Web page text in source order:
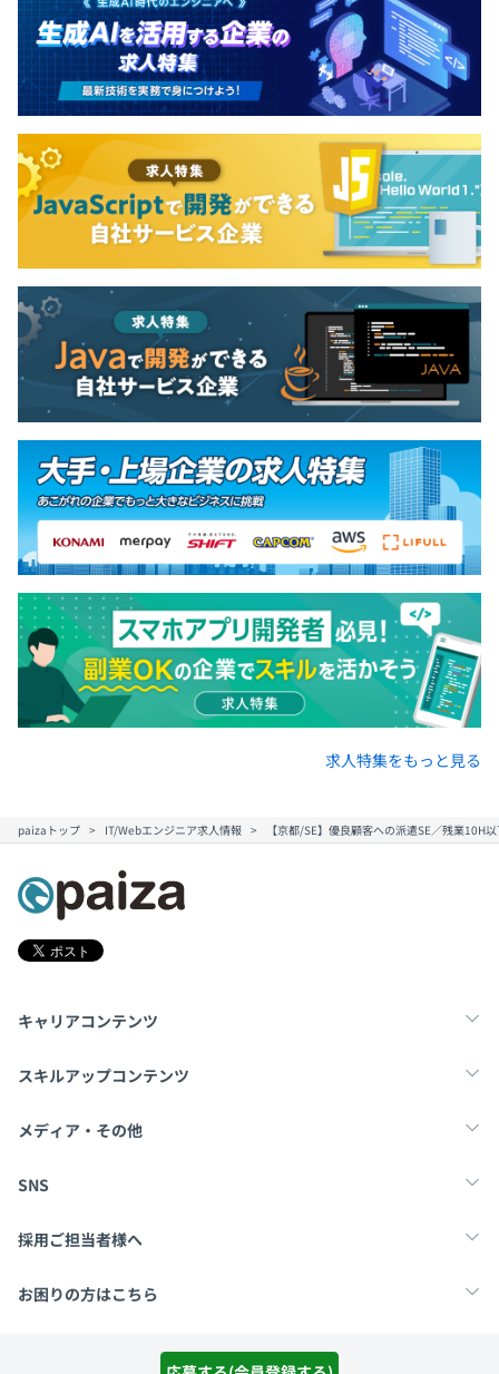
求人特集をもっと見る
paizaトップ IT/Webエンジニア求人情報 【京都/SE】優良顧客への派遣SE／残業10H
キャリアコンテンツ
転職・キャリア
スキルアップコンテンツ
学習
メディア・その他
Tech Team Journal
SNS
X
採用ご担当者様へ
採用・教育をお考えの企業様へ
お困りの方はこちら
利用規約プライバシーポリシーCookieポリシー